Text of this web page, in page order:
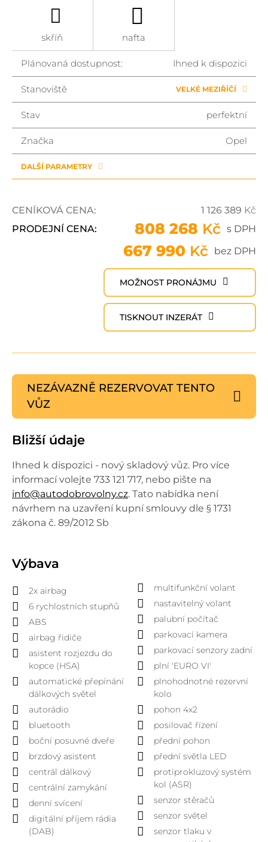
skříň nafta
Plánovaná dostupnost: Ihned k dispozici
Stanoviště VELKÉ MEZIŘÍČÍ
Stav perfektní
Značka Opel
DALŠÍ PARAMETRY
CENÍKOVÁ CENA: 1 126 389 Kč
PRODEJNÍ CENA:
808 268 Kč s DPH
667 990 Kč bez DPH
MOŽNOST PRONÁJMU
TISKNOUT INZERÁT
NEZÁVAZNĚ REZERVOVAT TENTO
VŮZ
Bližší údaje
Ihned k dispozici - nový skladový vůz. Pro více
informací volejte 733 121 717, nebo pište na
info@autodobrovolny.cz. Tato nabídka není
návrhem na uzavření kupní smlouvy dle § 1731
zákona č. 89/2012 Sb
Výbava
2x airbag
6 rychlostních stupňů
ABS
airbag řidiče
asistent rozjezdu do
kopce (HSA)
automatické přepínání
dálkových světel
autorádio
bluetooth
boční posuvné dveře
brzdový asistent
centrál dálkový
centrální zamykání
denní svícení
digitální příjem rádia
(DAB)
multifunkční volant
nastavitelný volant
palubní počítač
parkovací kamera
parkovací senzory zadní
plní 'EURO VI'
plnohodnotné rezervní
kolo
pohon 4x2
posilovač řízení
přední pohon
přední světla LED
protiprokluzový systém
kol (ASR)
senzor stěračů
senzor světel
senzor tlaku v